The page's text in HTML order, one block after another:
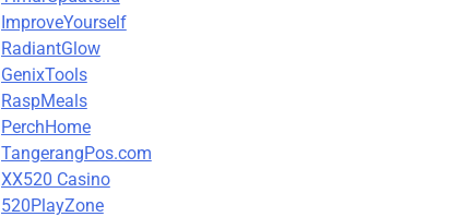
ImproveYourself
RadiantGlow
GenixTools
RaspMeals
PerchHome
TangerangPos.com
XX520 Casino
520PlayZone